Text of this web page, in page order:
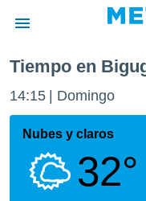
de
ha
Tiempo en
14:15 Domingo
Nubes y claros
32°